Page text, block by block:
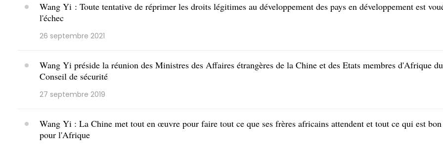
Wang Yi : Toute tentative de réprimer les droits légitimes au développement des pays en développement est
l'échec
26 septembre 2021
Wang Yi préside la réunion des Ministres des Affaires étrangères de la Chine et des Etats membres d'Afrique du
Conseil de sécurité
27 septembre 2019
Wang Yi : La Chine met tout en œuvre pour faire tout ce que ses frères africains attendent et tout ce qui est bon
pour l'Afrique